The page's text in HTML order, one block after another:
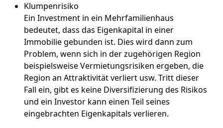
Klumpenrisiko
Ein Investment in ein Mehrfamilienhaus
bedeutet, dass das Eigenkapital in einer
Immobilie gebunden ist. Dies wird dann zum
Problem, wenn sich in der zugehörigen Region
beispielsweise Vermietungsrisiken ergeben, die
Region an Attraktivität verliert usw. Tritt dieser
Fall ein, gibt es keine Diversifizierung des Risikos
und ein Investor kann einen Teil seines
eingebrachten Eigenkapitals verlieren.